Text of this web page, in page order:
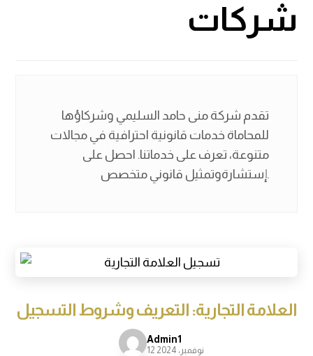
شركات
تقدم شركة منى حامد السليمي وشركاؤها
للمحاماة خدمات قانونية احترافية في مجالات
متنوعة، تعرف على خدماتنا. احصل على
إستشارةوتمثيل قانوني متخصص.
العلامة التجارية: التعريف وشروط التسجيل
Admin1
12 نوفمبر، 2024